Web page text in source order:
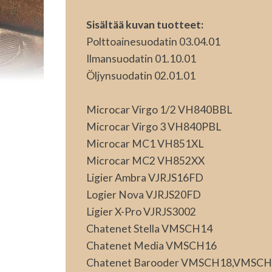
Sisältää kuvan tuotteet:
Polttoainesuodatin 03.04.01
Ilmansuodatin 01.10.01
Öljynsuodatin 02.01.01
Microcar Virgo 1/2 VH840BBL
Microcar Virgo 3 VH840PBL
Microcar MC1 VH851XL
Microcar MC2 VH852XX
Ligier Ambra VJRJS16FD
Logier Nova VJRJS20FD
Ligier X-Pro VJRJS3002
Chatenet Stella VMSCH14
Chatenet Media VMSCH16
Chatenet Barooder